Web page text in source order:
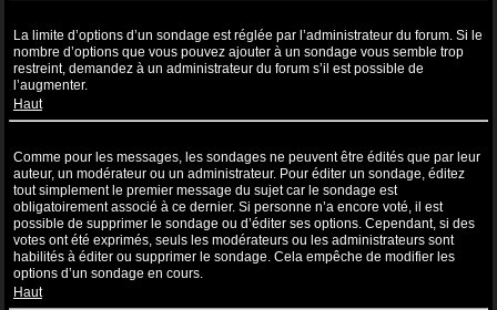
La limite d’options d’un sondage est réglée par l’administrateur du forum. Si le
nombre d’options que vous pouvez ajouter à un sondage vous semble trop
restreint, demandez à un administrateur du forum s’il est possible de
l’augmenter.
Haut
Comme pour les messages, les sondages ne peuvent être édités que par leur
auteur, un modérateur ou un administrateur. Pour éditer un sondage, éditez
tout simplement le premier message du sujet car le sondage est
obligatoirement associé à ce dernier. Si personne n’a encore voté, il est
possible de supprimer le sondage ou d’éditer ses options. Cependant, si des
votes ont été exprimés, seuls les modérateurs ou les administrateurs sont
habilités à éditer ou supprimer le sondage. Cela empêche de modifier les
options d’un sondage en cours.
Haut